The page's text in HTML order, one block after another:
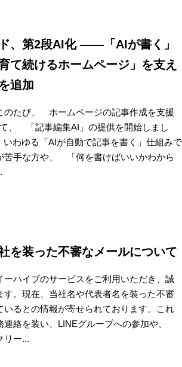
、第2段AI化 ――「AIが書く」
て続けるホームページ」を支え
追加
のたび、 ホームページの記事作成を支援
、 「記事編集AI」の提供を開始しまし
わゆる「AIが自動で記事を書く」仕組みで
苦手な方や、 「何を書けばいいかわから
を装った不審なメールについて
ーハイブのサービスをご利用いただき、誠
す。現在、当社名や代表者名を装った不審
いるとの情報が寄せられております。これ
絡を装い、LINEグループへの参加や、
リー...